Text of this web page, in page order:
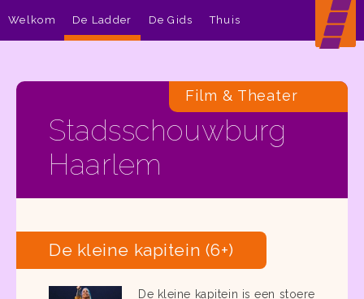
Stadsschouwburg
Haarlem
Film & Theater
De kleine kapitein (6+)
De kleine kapitein is een stoere
Welkom De Ladder De Gids Thuis